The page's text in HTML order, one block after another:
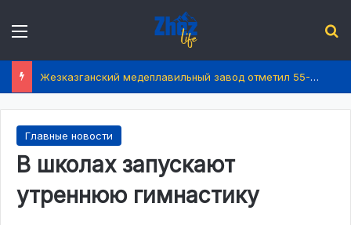
Жезказганский медеплавильный завод отметил 55-летие
Главные новости
В школах запускают
утреннюю гимнастику